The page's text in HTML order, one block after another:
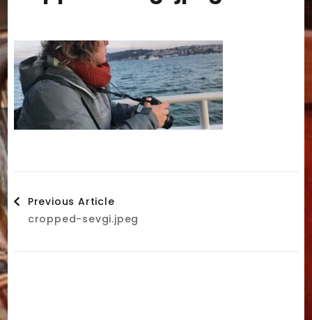
Post
Navigation
Previous Article
cropped-sevgi.jpeg